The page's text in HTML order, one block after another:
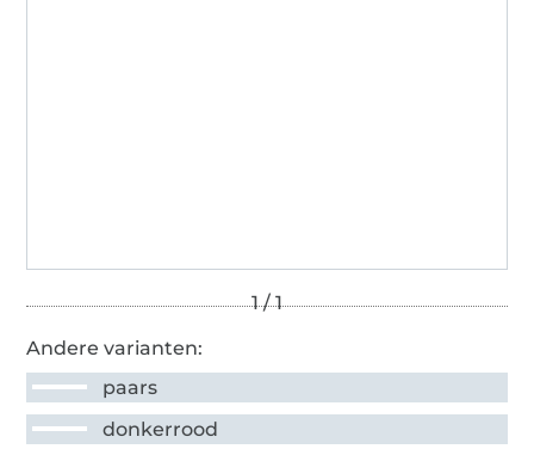
Andere varianten:
paars
donkerrood